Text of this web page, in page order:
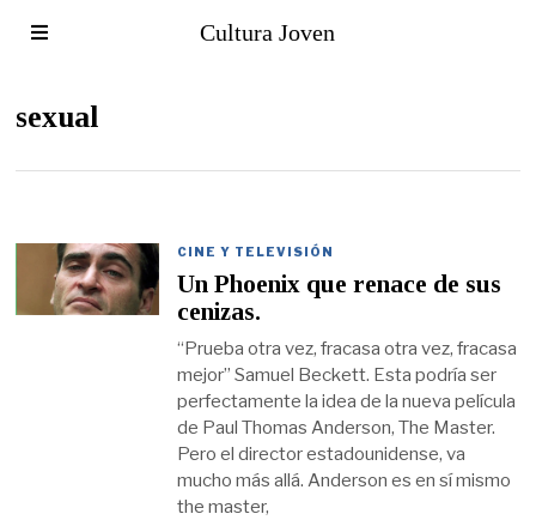
Cultura Joven
sexual
CINE Y TELEVISIÓN
Un Phoenix que renace de sus
cenizas.
“Prueba otra vez, fracasa otra vez, fracasa
mejor” Samuel Beckett. Esta podría ser
perfectamente la idea de la nueva película
de Paul Thomas Anderson, The Master.
Pero el director estadounidense, va
mucho más allá. Anderson es en sí mismo
the master,